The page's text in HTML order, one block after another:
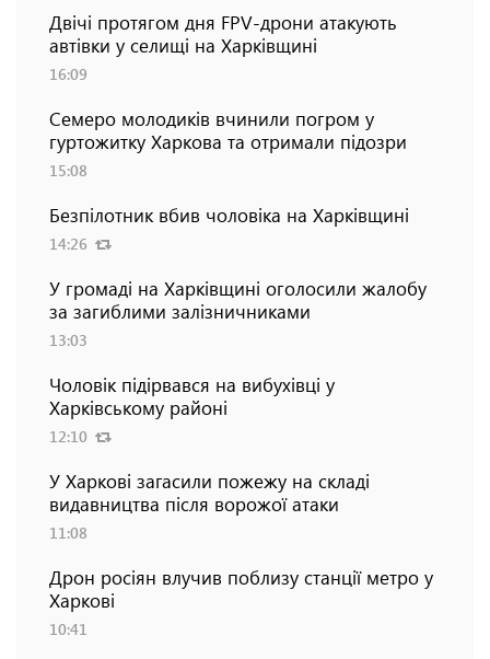
Двічі протягом дня FPV-дрони атакують
автівки у селищі на Харківщині
16:09
Семеро молодиків вчинили погром у
гуртожитку Харкова та отримали підозри
15:08
Безпілотник вбив чоловіка на Харківщині
14:26
У громаді на Харківщині оголосили жалобу
за загиблими залізничниками
13:03
Чоловік підірвався на вибухівці у
Харківському районі
12:10
У Харкові загасили пожежу на складі
видавництва після ворожої атаки
11:08
Дрон росіян влучив поблизу станції метро у
Харкові
10:41